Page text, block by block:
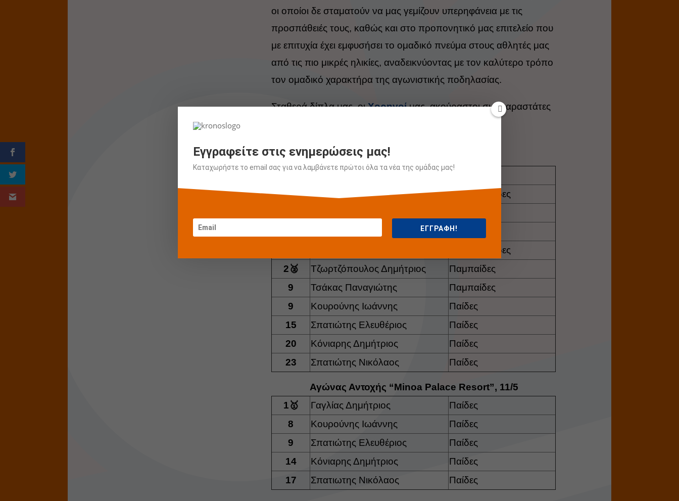
οι οποίοι δε σταματούν να μας γεμίζουν υπερηφάνεια με τις
προσπάθειές τους, καθώς και στο προπονητικό μας επιτελείο που
με επιτυχία έχει εμφυσήσει το ομαδικό πνεύμα στους αθλητές μας
από τις πιο μικρές ηλικίες, αναδεικνύοντας με τον καλύτερο τρόπο
τον ομαδικό χαρακτήρα της αγωνιστικής ποδηλασίας.
Σταθερά δίπλα μας, οιΧορηγοί μας, ακούραστοι συμπαραστάτες
Σιρκουί “Νικόλας Χαβρές”, 10/5
1🥇
Κόνιαρη Αγγελική
Παγκορασίδες
Παίδες
Παγκορασίδες
2🥈
Τζωρτζόπουλος Δημήτριος
Παμπαίδες
9
Τσάκας Παναγιώτης
Παμπαίδες
9
Κουρούνης Ιωάννης
Παίδες
15
Σπατιώτης Ελευθέριος
Παίδες
20
Κόνιαρης Δημήτριος
Παίδες
23
Σπατιώτης Νικόλαος Παίδες
Αγώνας Αντοχής “Minoa Palace Resort”, 11/5
1🥇
Γαγλίας Δημήτριος
Παίδες
8
Κουρούνης Ιωάννης
Παίδες
9
Σπατιώτης Ελευθέριος
Παίδες
14
Κόνιαρης Δημήτριος
Παίδες
17
Σπατιωτης Νικόλαος Παίδες
Εγγραφείτε στις ενημερώσεις μας!
Καταχωρήστε το email σας για να λαμβάνετε πρώτοι όλα τα νέα της ομάδας μας!
ΕΓΓΡΑΦΗ!